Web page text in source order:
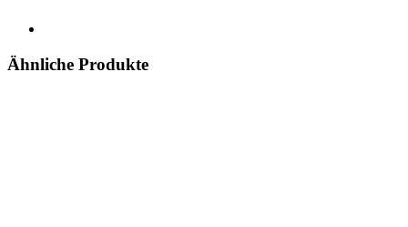
Ähnliche Produkte